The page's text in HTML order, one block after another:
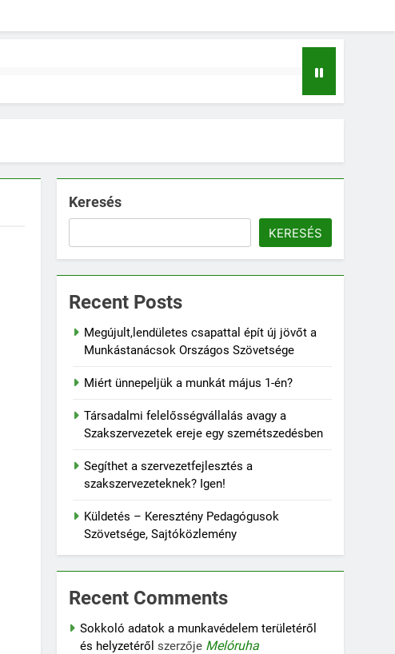
Keresés
KERESÉS
Recent Posts
Megújult,lendületes csapattal épít új jövőt a
Munkástanácsok Országos Szövetsége
Miért ünnepeljük a munkát május 1-én?
Társadalmi felelősségvállalás avagy a
Szakszervezetek ereje egy szemétszedésben
Segíthet a szervezetfejlesztés a
szakszervezeteknek? Igen!
Küldetés – Keresztény Pedagógusok
Szövetsége, Sajtóközlemény
Recent Comments
Sokkoló adatok a munkavédelem területéről
és helyzetéről szerzője Melóruha